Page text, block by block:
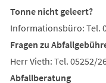
Tonne nicht geleert?
Informationsbüro: Tel.
Fragen zu
Herr Vieth: Tel. 05252/
Abfallberatung